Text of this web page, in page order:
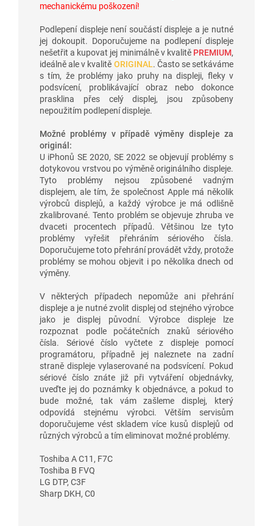
mechanickému poškození!
Podlepení displeje není součástí displeje a je nutné
jej dokoupit. Doporučujeme na podlepení displeje
nešetřit a kupovat jej minimálně v kvalitě PREMIUM,
ideálně ale v kvalitě ORIGINAL. Často se setkáváme
s tím, že problémy jako pruhy na displeji, fleky v
podsvícení, problikávající obraz nebo dokonce
prasklina přes celý displej, jsou způsobeny
nepoužitím podlepení displeje.
Možné problémy v případě výměny displeje za
originál:
U iPhonů SE 2020, SE 2022 se objevují problémy s
dotykovou vrstvou po výměně originálního displeje.
Tyto problémy nejsou způsobené vadným
displejem, ale tím, že společnost Apple má několik
výrobců displejů, a každý výrobce je má odlišně
zkalibrované. Tento problém se objevuje zhruba ve
dvaceti procentech případů. Většinou lze tyto
problémy vyřešit přehráním sériového čísla.
Doporučujeme toto přehrání provádět vždy, protože
problémy se mohou objevit i po několika dnech od
výměny.
V některých případech nepomůže ani přehrání
displeje a je nutné zvolit displej od stejného výrobce
jako je displej původní. Výrobce displeje lze
rozpoznat podle počátečních znaků sériového
čísla. Sériové číslo vyčtete z displeje pomocí
programátoru, případně jej naleznete na zadní
straně displeje vylaserované na podsvícení. Pokud
sériové číslo znáte již při vytváření objednávky,
uveďte jej do poznámky k objednávce, a pokud to
bude možné, tak vám zašleme displej, který
odpovídá stejnému výrobci. Větším servisům
doporučujeme vést skladem více kusů displejů od
různých výrobců a tím eliminovat možné problémy.
Toshiba A C11, F7C
Toshiba B FVQ
LG DTP, C3F
Sharp DKH, C0